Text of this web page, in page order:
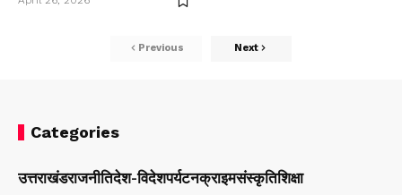
Previous Next
Categories
उत्तराखंडराजनीतिदेश-विदेशपर्यटनक्राइमसंस्कृतिशिक्षा